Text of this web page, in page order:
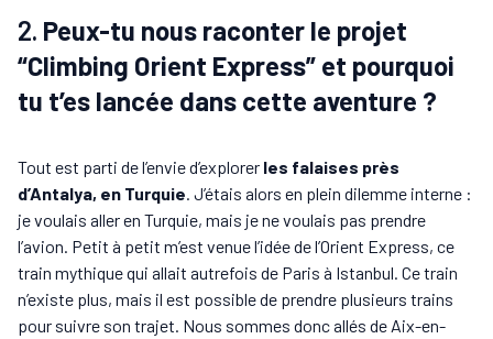
2. Peux-tu nous raconter le projet
“Climbing Orient Express” et pourquoi
tu t’es lancée dans cette aventure ?
Tout est parti de l’envie d’explorer les falaises près
d’Antalya, en Turquie. J’étais alors en plein dilemme interne :
je voulais aller en Turquie, mais je ne voulais pas prendre
l’avion. Petit à petit m’est venue l’idée de l’Orient Express, ce
train mythique qui allait autrefois de Paris à Istanbul. Ce train
n’existe plus, mais il est possible de prendre plusieurs trains
pour suivre son trajet. Nous sommes donc allés de Aix-en-